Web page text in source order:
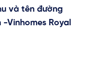
và tên đường
Vinhomes Royal